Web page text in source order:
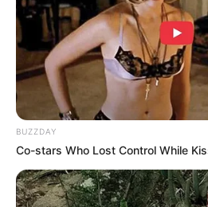
Al día siguiente de su
autoridades encontraron su
hasta la fecha no han
su paradero. La
marcado estos días para su
BUZZDAY
Co-stars Who Lost Control While